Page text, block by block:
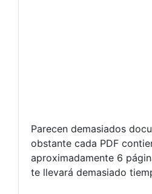
Parecen demasiados
obstante cada PDF
aproximadamente 6
te llevará demasiado